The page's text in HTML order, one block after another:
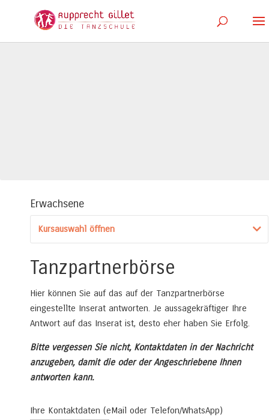
Erwachsene
Kursauswahl öffnen
Tanzpartnerbörse
Hier können Sie auf das auf der Tanzpartnerbörse
eingestellte Inserat antworten. Je aussagekräftiger Ihre
Antwort auf das Inserat ist, desto eher haben Sie Erfolg.
Bitte vergessen Sie nicht, Kontaktdaten in der Nachricht
anzugeben, damit die oder der Angeschriebene Ihnen
antworten kann.
Ihre Kontaktdaten (eMail oder Telefon/WhatsApp)